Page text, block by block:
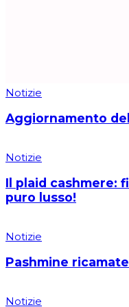
Notizie
Aggiornamento
Notizie
Il plaid cashmere:
puro lusso!
Notizie
Pashmine
Notizie